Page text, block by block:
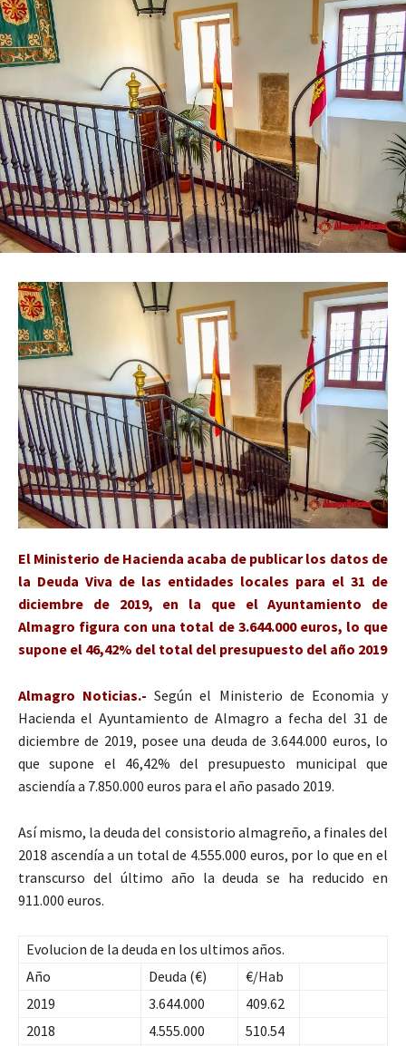
El Ministerio de Hacienda acaba de publicar los datos de
la Deuda Viva de las entidades locales para el 31 de
diciembre de 2019, en la que el Ayuntamiento de
Almagro figura con una total de 3.644.000 euros, lo que
supone el 46,42% del total del presupuesto del año 2019
Almagro Noticias.- Según el Ministerio de Economia y
Hacienda el Ayuntamiento de Almagro a fecha del 31 de
diciembre de 2019, posee una deuda de 3.644.000 euros, lo
que supone el 46,42% del presupuesto municipal que
asciendía a 7.850.000 euros para el año pasado 2019.
Así mismo, la deuda del consistorio almagreño, a finales del
2018 ascendía a un total de 4.555.000 euros, por lo que en el
transcurso del último año la deuda se ha reducido en
911.000 euros.
Evolucion de la deuda en los ultimos años.
Año
Deuda (€)
€/Hab
2019
3.644.000
409.62
2018
4.555.000
510.54